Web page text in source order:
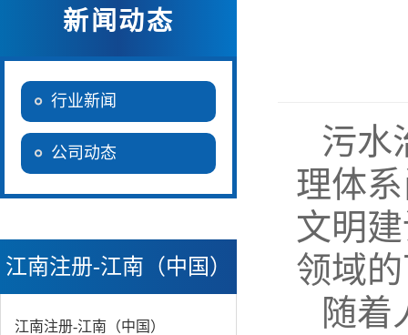
新闻动态
行业新闻
公司动态
江南注册-江南（中国）
江南注册-江南（中国）
污水
理体
文明
领域
随着